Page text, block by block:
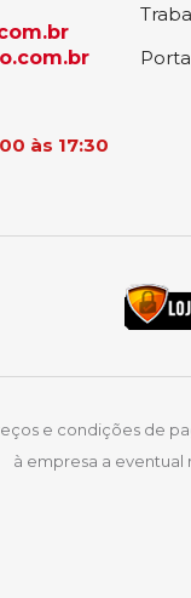
às 17:30
e condições de
à empresa a